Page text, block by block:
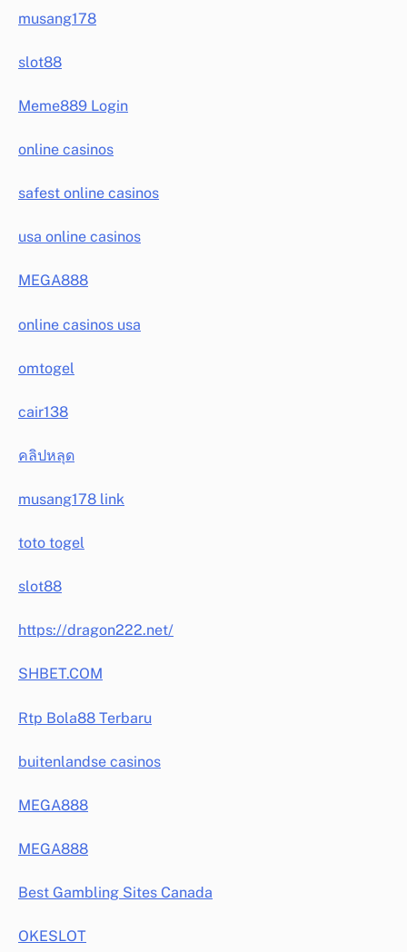
musang178
slot88
Meme889 Login
online casinos
safest online casinos
usa online casinos
MEGA888
online casinos usa
omtogel
cair138
คลิปหลุด
musang178 link
toto togel
slot88
https://dragon222.net/
SHBET.COM
Rtp Bola88 Terbaru
buitenlandse casinos
MEGA888
MEGA888
Best Gambling Sites Canada
OKESLOT